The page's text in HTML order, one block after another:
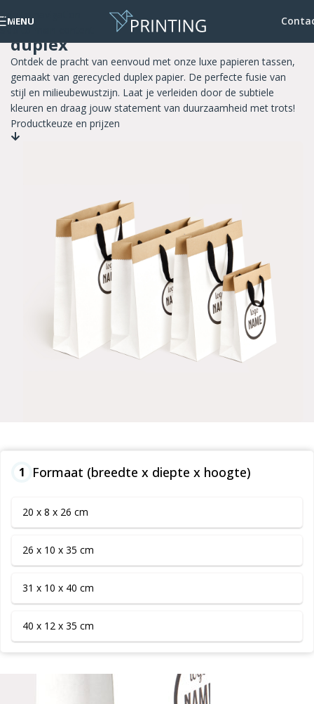
Skip to navigation
Skip to main content
MENU
Papieren tassen luxe – gerecycled
duplex
Ontdek de pracht van eenvoud met onze luxe papieren tassen,
gemaakt van gerecycled duplex papier. De perfecte fusie van
stijl en milieubewustzijn. Laat je verleiden door de subtiele
kleuren en draag jouw statement van duurzaamheid met trots!
Productkeuze en prijzen
1 Formaat (breedte x diepte x hoogte)
20 x 8 x 26 cm
26 x 10 x 35 cm
31 x 10 x 40 cm
40 x 12 x 35 cm